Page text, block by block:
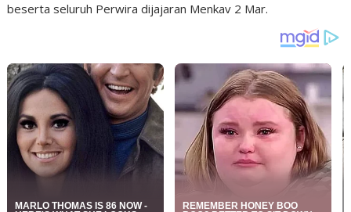
beserta seluruh Perwira dijajaran Menkav 2 Mar.